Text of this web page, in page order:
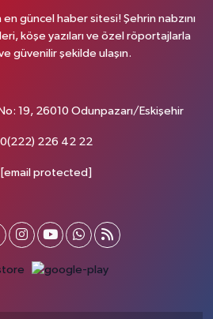
en güncel haber sitesi! Şehrin nabzını
köşe yazıları ve özel röportajlarla
güvenilir şekilde ulaşın.
19, 26010 Odunpazarı/Eskişehir
0(222) 226 42 22
[email protected]